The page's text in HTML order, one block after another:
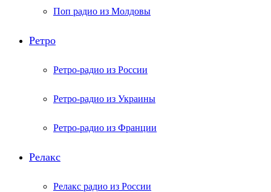
Поп радио из Молдовы
Ретро
Ретро-радио из России
Ретро-радио из Украины
Ретро-радио из Франции
Релакс
Релакс радио из России